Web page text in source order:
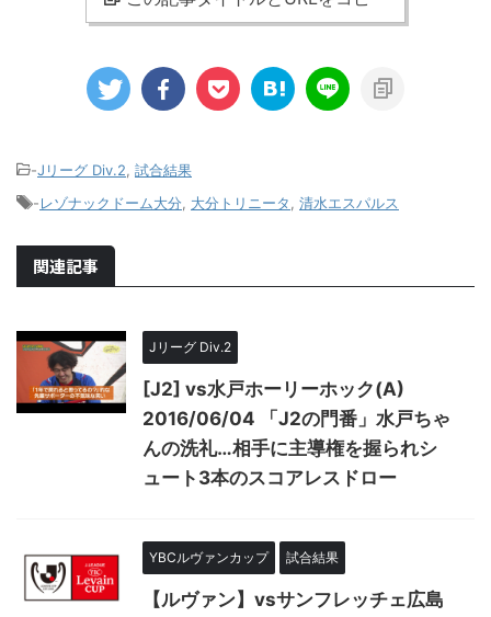
-Jリーグ Div.2 試合結果
-レゾナックドーム大分 大分トリニータ 清水エスパルス
関連記事
Jリーグ Div.2
[J2] vs水戸ホーリーホック(A)
2016/06/04 「J2の門番」水戸ちゃ
んの洗礼…相手に主導権を握られシ
ュート3本のスコアレスドロー
YBCルヴァンカップ 試合結果
【ルヴァン】vsサンフレッチェ広島